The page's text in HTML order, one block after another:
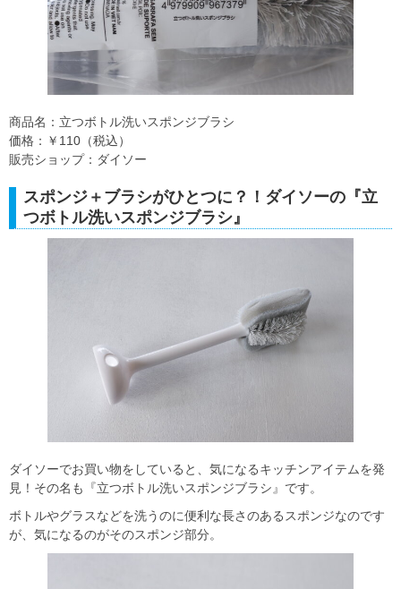
商品名：立つボトル洗いスポンジブラシ
価格：￥110（税込）
販売ショップ：ダイソー
スポンジ＋ブラシがひとつに？！ダイソーの『立
つボトル洗いスポンジブラシ』
ダイソーでお買い物をしていると、気になるキッチンアイテムを発
見！その名も『立つボトル洗いスポンジブラシ』です。
ボトルやグラスなどを洗うのに便利な長さのあるスポンジなのです
が、気になるのがそのスポンジ部分。